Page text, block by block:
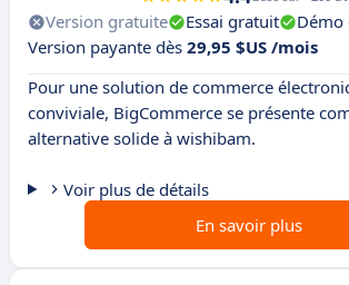
Version gratuite Essai gratuit
Version payante dès 29,95 $US /mois
Pour une solution de commerce
conviviale, BigCommerce se présente
alternative solide à wishibam.
Voir plus de détails
En savoir plus